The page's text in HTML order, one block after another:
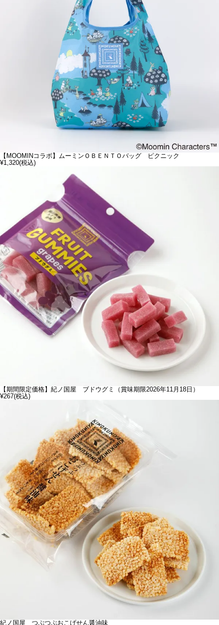
【MOOMINコラボ】ムーミンＯＢＥＮＴＯバッグ ピクニック
¥1,320(税込)
【期間限定価格】紀ノ国屋 ブドウグミ（賞味期限2026年11月18日）
¥267(税込)
紀ノ国屋 つぶつぶおこげせん醤油味